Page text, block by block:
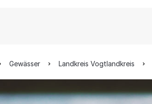
Gewässer Landkreis Vogtlandkreis